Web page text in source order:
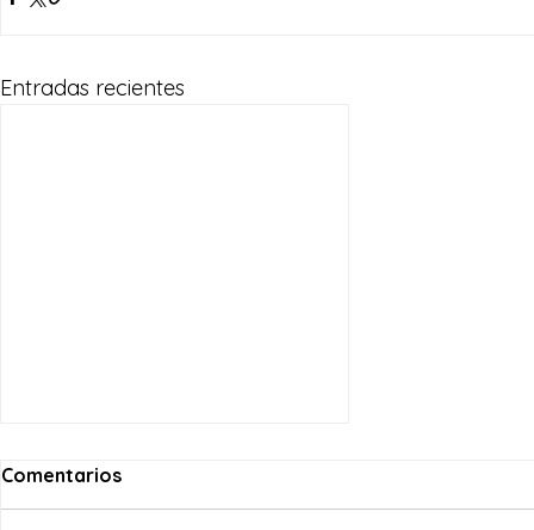
Entradas recientes
Comentarios